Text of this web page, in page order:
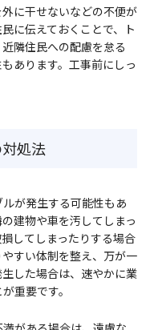
に干せないなどの不便が
に伝えておくことで、ト
隣住民への配慮を怠る
あります。工事前にしっ
処法
が発生する可能性もあ
建物や車を汚してしまっ
してしまったりする場合
すい体制を整え、万が一
した場合は、速やかに業
重要です。